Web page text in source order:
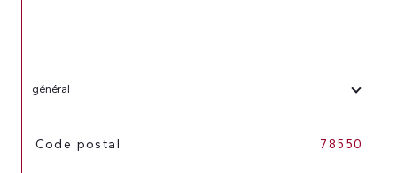
général
TRAD_SIROCCO_Caracteristique
Code postal 78550